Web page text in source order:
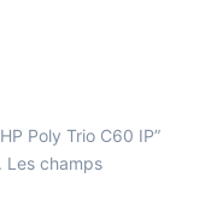
Poly Trio C60 IP”
Les champs